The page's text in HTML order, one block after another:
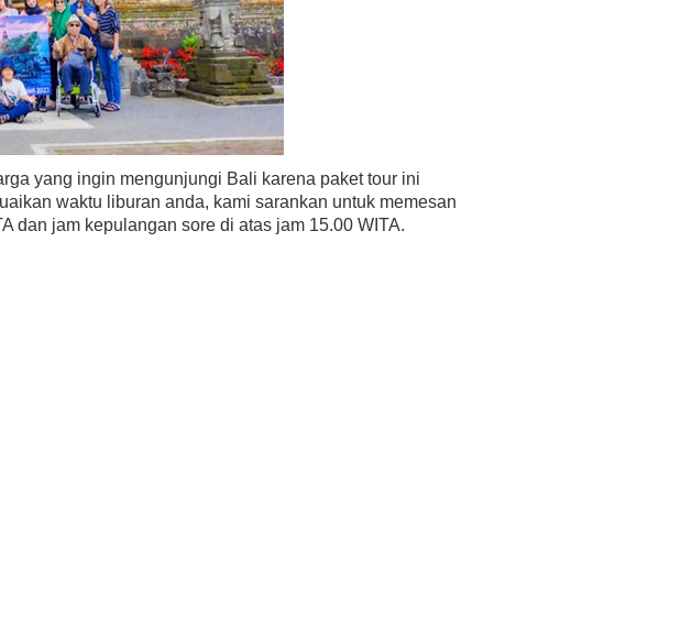
yang ingin mengunjungi Bali karena paket tour ini
waktu liburan anda, kami sarankan untuk memesan
dan jam kepulangan sore di atas jam 15.00 WITA.